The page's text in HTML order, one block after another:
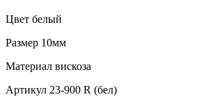
Цвет белый
Размер 10мм
Материал вискоза
Артикул 23-900 R (бел)